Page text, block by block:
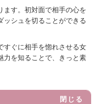
ます。初対面で相手の心を
ッシュを切ることができる
すぐに相手を惚れさせる女
力を知ることで、きっと素
閉じる